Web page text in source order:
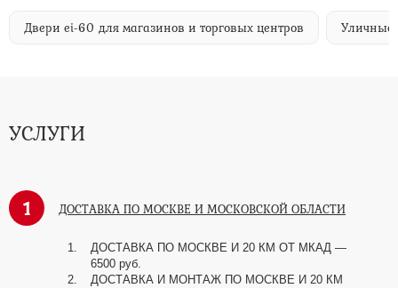
Уличные двери ei-60 Двери ei-60 для общественных
УСЛУГИ
1 ДОСТАВКА ПО МОСКВЕ И МОСКОВСКОЙ ОБЛАСТИ
ДОСТАВКА ПО МОСКВЕ И 20 КМ ОТ МКАД —
6500 руб.
ДОСТАВКА И МОНТАЖ ПО МОСКВЕ И 20 КМ